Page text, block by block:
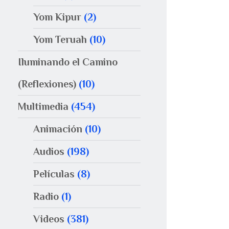
Yom Kipur (2)
Yom Teruah (10)
Iluminando el Camino
(Reflexiones) (10)
Multimedia (454)
Animación (10)
Audios (198)
Películas (8)
Radio (1)
Videos (381)